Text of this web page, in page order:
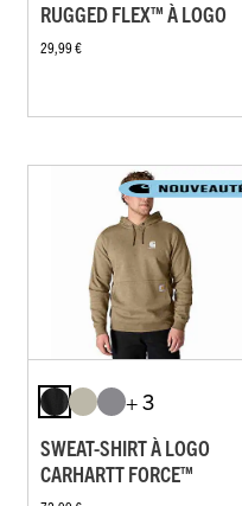
RUGGED FLEX™ À LOGO
29,99 €
+ 3
SWEAT-SHIRT À LOGO
CARHARTT FORCE™